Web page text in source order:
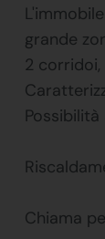
grande
2
Chiama